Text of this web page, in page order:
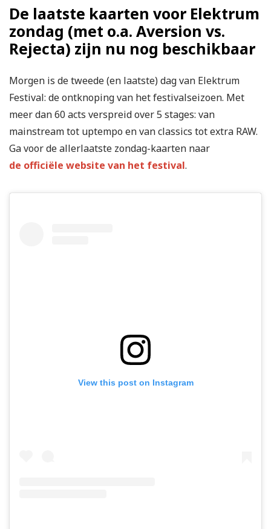
De laatste kaarten voor Elektrum
zondag (met o.a. Aversion vs.
Rejecta) zijn nu nog beschikbaar
Morgen is de tweede (en laatste) dag van Elektrum
Festival: de ontknoping van het festivalseizoen. Met
meer dan 60 acts verspreid over 5 stages: van
mainstream tot uptempo en van classics tot extra RAW.
Ga voor de allerlaatste zondag-kaarten naar
de officiële website van het festival.
View this post on Instagram